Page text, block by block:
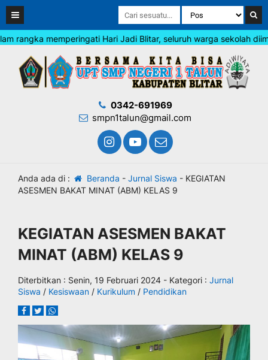
memperingati Hari Jadi Blitar, seluruh warga sekolah
0342-691969
smpn1talun@gmail.com
Anda ada di : Beranda - Jurnal Siswa - KEGIATAN
ASESMEN BAKAT MINAT (ABM) KELAS 9
KEGIATAN ASESMEN BAKAT
MINAT (ABM) KELAS 9
Diterbitkan : Senin, 19 Februari 2024 - Kategori : Jurnal
Siswa / Kesiswaan / Kurikulum / Pendidikan